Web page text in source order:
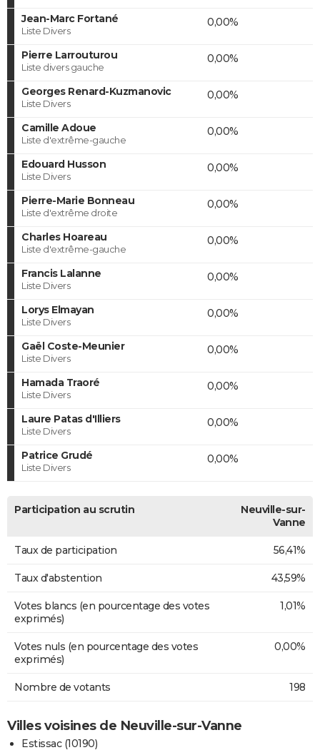
Jean-Marc Fortané
Liste Divers
0,00%
Pierre Larrouturou
Liste divers gauche
0,00%
Georges Renard-Kuzmanovic
Liste Divers
0,00%
Camille Adoue
Liste d'extrême-gauche
0,00%
Edouard Husson
Liste Divers
0,00%
Pierre-Marie Bonneau
Liste d'extrême droite
0,00%
Charles Hoareau
Liste d'extrême-gauche
0,00%
Francis Lalanne
Liste Divers
0,00%
Lorys Elmayan
Liste Divers
0,00%
Gaël Coste-Meunier
Liste Divers
0,00%
Hamada Traoré
Liste Divers
0,00%
Laure Patas d'Illiers
Liste Divers
0,00%
Patrice Grudé
Liste Divers
0,00%
Participation au scrutin
Neuville-sur-
Vanne
Taux de participation 56,41%
Taux d'abstention 43,59%
Votes blancs (en pourcentage des votes
exprimés)
1,01%
Votes nuls (en pourcentage des votes
exprimés)
0,00%
Nombre de votants 198
Villes voisines de Neuville-sur-Vanne
Estissac (10190)